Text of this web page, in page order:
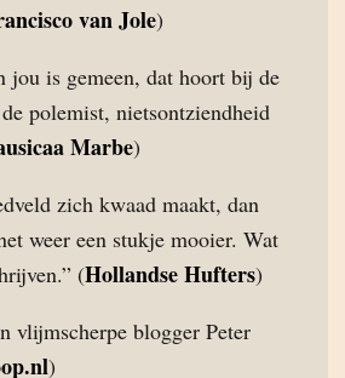
van Jole)
jou is gemeen, dat hoort bij de
polemist, nietsontziendheid
Marbe)
zich kwaad maakt, dan
weer een stukje mooier. Wat
(Hollandse Hufters)
vlijmscherpe blogger Peter
)